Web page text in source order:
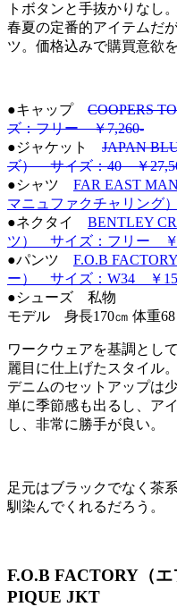
トボタンと手抜かりなし。
春夏の定番的アイテムだ
ツ。価格込みで購買意欲
●キャップ COOPERS
ズ：フリー ￥7,260-
●ジャケット JAPAN
ズ） サイズ：40 ￥
●シャツ FAR EAST
マニュファクチャリン
●ネクタイ BENTLEY
ツ） サイズ：フリー ￥
●パンツ F.O.B
ー） サイズ：W34 ￥
●シューズ 私物
モデル 身長170㎝ 体重
ワークウェアを基調とし
麗目に仕上げたスタイル。
デニムのセットアップは
単に季節感も出るし、ア
し、非常に勝手が良い。
足元はブラックでなく茶
馴染んでくれるだろう。
F.O.B FACTORY（エ
PIQUE JKT